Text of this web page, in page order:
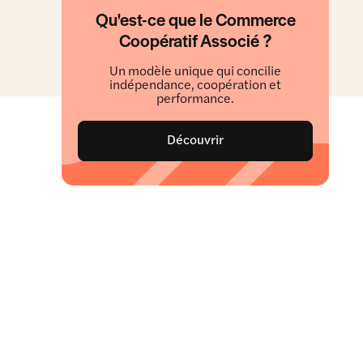
Qu'est-ce que le Commerce
Coopératif Associé ?
Un modèle unique qui concilie
indépendance, coopération et
performance.
Découvrir